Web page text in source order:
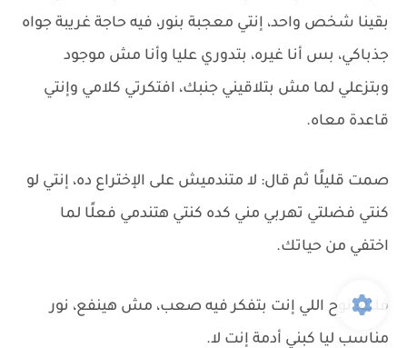
بقينا شخص واحد، إنتي معجبة بنور، فيه حاجة غريبة جواه
جذباكي، بس أنا غيره، بتدوري عليا وأنا مش موجود
وبتزعلي لما مش بتلاقيني جنبك، افتكرتي كلامي وإنتي
قاعدة معاه.
صمت قليلًا ثم قال: لا متندميش على الإختراع ده، إنتي لو
كنتي فضلتي تهربي مني كده كنتي هتندمي فعلًا لما
اختفي من حياتك.
فلك: نوح اللي إنت بتفكر فيه صعب، مش هينفع، نور
مناسب ليا كبني أدمة إنت لا.